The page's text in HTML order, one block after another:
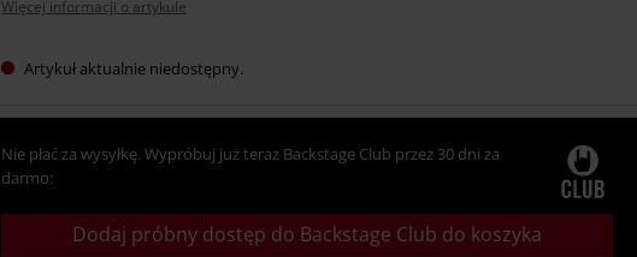
Więcej informacji o artykule
Artykuł aktualnie niedostępny.
Nie płać za wysyłkę. Wypróbuj już teraz Backstage Club przez 30 dni za
darmo:
Dodaj próbny dostęp do Backstage Club do koszyka